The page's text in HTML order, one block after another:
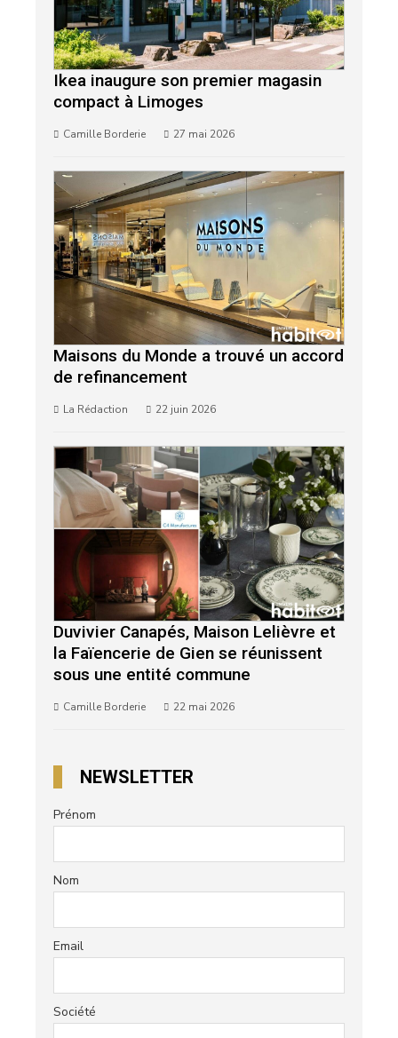
Ikea inaugure son premier magasin
compact à Limoges
Camille Borderie 27 mai 2026
Maisons du Monde a trouvé un accord
de refinancement
La Rédaction 22 juin 2026
Duvivier Canapés, Maison Lelièvre et
la Faïencerie de Gien se réunissent
sous une entité commune
Camille Borderie 22 mai 2026
NEWSLETTER
Prénom
Nom
Email
Société